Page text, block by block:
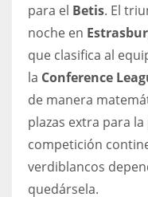
MIN
6
DEN
24
PIT
20
para el Betis. El
noche en
que clasifica al
la Conference
de manera
plazas extra para
competición
verdiblancos
quedársela.